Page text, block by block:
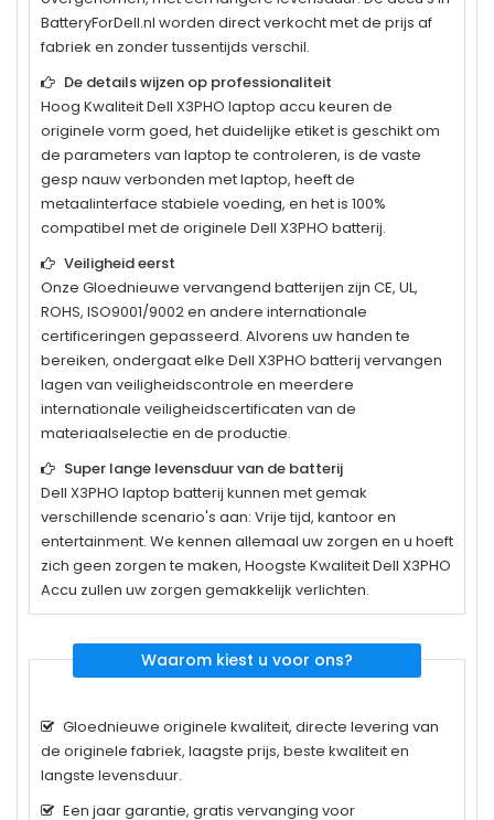
BatteryForDell.nl worden direct verkocht met de prijs af
fabriek en zonder tussentijds verschil.
De details wijzen op professionaliteit
Hoog KwaliteitDell X3PHO laptop accu keuren de
originele vorm goed, het duidelijke etiket is geschikt om
de parameters van laptop te controleren, is de vaste
gesp nauw verbonden met laptop, heeft de
metaalinterface stabiele voeding, en het is 100%
compatibel met de originele Dell X3PHO batterij.
Veiligheid eerst
Onze Gloednieuwe vervangend batterijen zijn CE, UL,
ROHS, ISO9001/9002 en andere internationale
certificeringen gepasseerd. Alvorens uw handen te
bereiken, ondergaat elke Dell X3PHO batterij vervangen
lagen van veiligheidscontrole en meerdere
internationale veiligheidscertificaten van de
materiaalselectie en de productie.
Super lange levensduur van de batterij
Dell X3PHO laptop batterij kunnen met gemak
verschillende scenario's aan: Vrije tijd, kantoor en
entertainment. We kennen allemaal uw zorgen en u hoeft
zich geen zorgen te maken, Hoogste Kwaliteit Dell X3PHO
Accu zullen uw zorgen gemakkelijk verlichten.
Waarom kiest u voor ons?
Gloednieuwe originele kwaliteit, directe levering van
de originele fabriek, laagste prijs, beste kwaliteit en
langste levensduur.
Een jaar garantie, gratis vervanging voor